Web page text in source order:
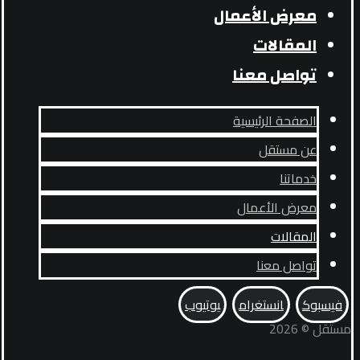
معرض الأعمال
المقالات
تواصل معنا
الصفحة الرئيسية
عن مستقل
خدماتنا
معرض الأعمال
المقالات
تواصل معنا
فيسبوك
انستغرام
يوتيوب
مستقل © 2026